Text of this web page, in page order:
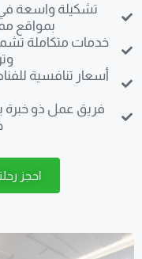
تشكيلة واسعة
بمواقع
خدمات متكاملة
أسعار تنافسية
فريق عمل ذو خبرة
احجز